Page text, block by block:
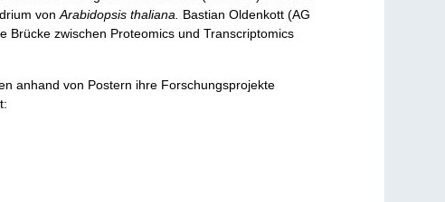
vonArabidopsis thaliana. Bastian Oldenkott (AG
Brücke zwischen Proteomics und Transcriptomics
anhand von Postern ihre Forschungsprojekte